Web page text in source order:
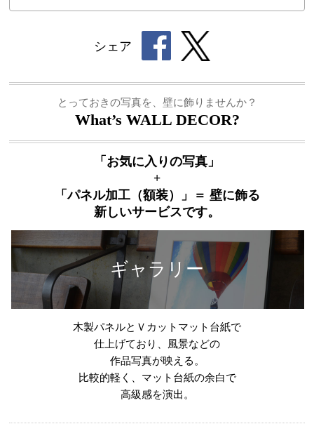
シェア
とっておきの写真を、壁に飾りませんか？
What’s WALL DECOR?
「お気に入りの写真」
+
「パネル加工（額装）」＝ 壁に飾る
新しいサービスです。
ギャラリー
木製パネルとＶカットマット台紙で
仕上げており、風景などの
作品写真が映える。
比較的軽く、マット台紙の余白で
高級感を演出。